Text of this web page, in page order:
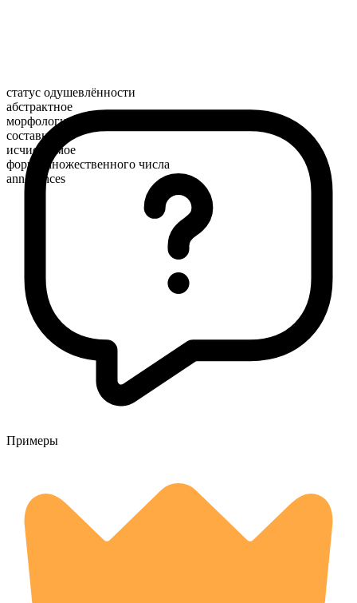
статус одушевлённости
абстрактное
морфологический состав
составное
исчисляемое
форма множественного числа
annoyances
Примеры